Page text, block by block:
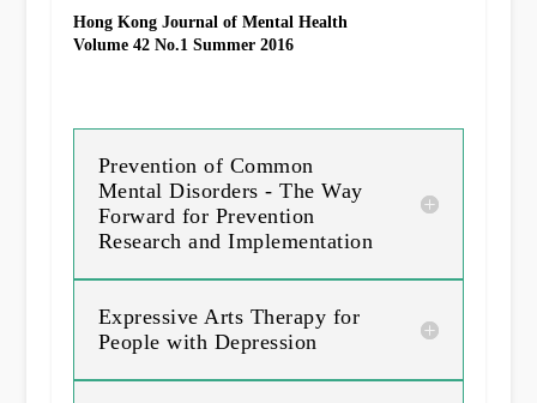
Hong Kong Journal of Mental Health
Volume 42 No.1 Summer 2016
Prevention of Common
Mental Disorders - The Way
Forward for Prevention
Research and Implementation
Expressive Arts Therapy for
People with Depression